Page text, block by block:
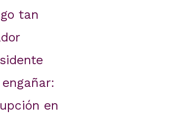
tan
en